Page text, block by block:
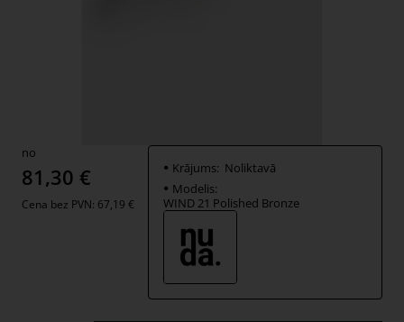
no
81,30 €
Cena bez PVN: 67,19 €
Krājums: Noliktavā
Modelis:
WIND 21 Polished Bronze